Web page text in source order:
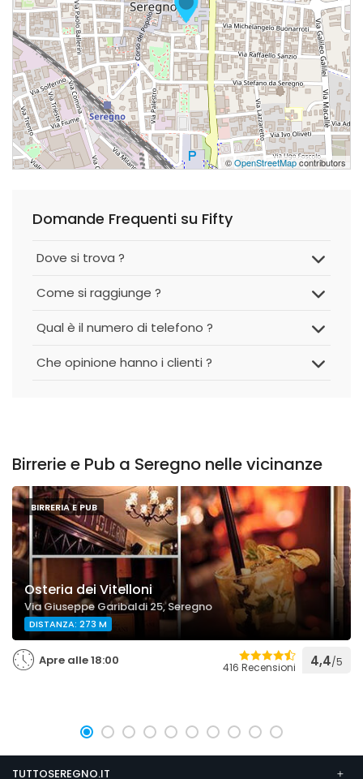
©OpenStreetMapcontributors
Domande Frequenti su Fifty
Dove si trova ?
Come si raggiunge ?
Qual è il numero di telefono ?
Che opinione hanno i clienti ?
Birrerie e Pub a Seregno nelle vicinanze
BIRRERIA E PUB
Osteria dei Vitelloni
Via Giuseppe Garibaldi 25, Seregno
DISTANZA: 273 M
Apre alle 18:00 416 Recensioni 4,4/5
TUTTOSEREGNO.IT